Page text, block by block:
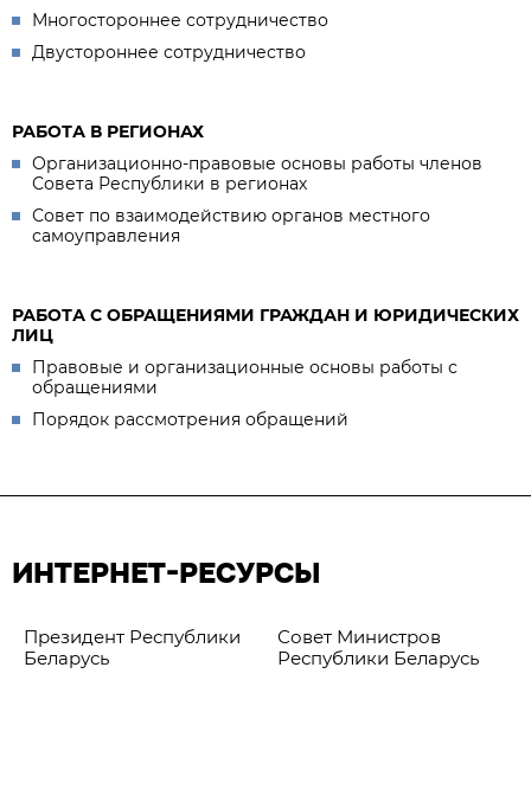
Многостороннее сотрудничество
Двустороннее сотрудничество
РАБОТА В РЕГИОНАХ
Организационно-правовые основы работы членов
Совета Республики в регионах
Совет по взаимодействию органов местного
самоуправления
РАБОТА С ОБРАЩЕНИЯМИ ГРАЖДАН И ЮРИДИЧЕСКИХ
ЛИЦ
Правовые и организационные основы работы с
обращениями
Порядок рассмотрения обращений
ИНТЕРНЕТ-РЕСУРСЫ
Президент Республики
Беларусь
Совет Министров
Республики Беларусь